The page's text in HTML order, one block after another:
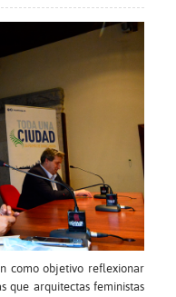
como objetivo reflexionar
que arquitectas feministas